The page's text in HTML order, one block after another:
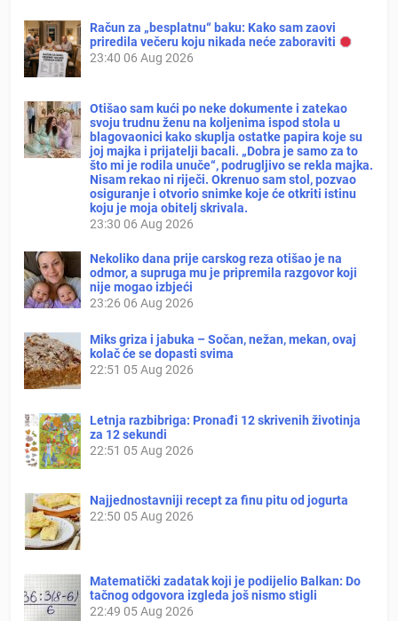
Račun za „besplatnu“ baku: Kako sam zaovi
priredila večeru koju nikada neće zaboraviti
23:40 06 Aug 2026
Otišao sam kući po neke dokumente i zatekao
svoju trudnu ženu na koljenima ispod stola u
blagovaonici kako skuplja ostatke papira koje su
joj majka i prijatelji bacali. „Dobra je samo za to
što mi je rodila unuče“, podrugljivo se rekla majka.
Nisam rekao ni riječi. Okrenuo sam stol, pozvao
osiguranje i otvorio snimke koje će otkriti istinu
koju je moja obitelj skrivala.
23:30 06 Aug 2026
Nekoliko dana prije carskog reza otišao je na
odmor, a supruga mu je pripremila razgovor koji
nije mogao izbjeći
23:26 06 Aug 2026
Miks griza i jabuka – Sočan, nežan, mekan, ovaj
kolač će se dopasti svima
22:51 05 Aug 2026
Letnja razbibriga: Pronađi 12 skrivenih životinja
za 12 sekundi
22:51 05 Aug 2026
Najjednostavniji recept za finu pitu od jogurta
22:50 05 Aug 2026
Matematički zadatak koji je podijelio Balkan: Do
tačnog odgovora izgleda još nismo stigli
22:49 05 Aug 2026